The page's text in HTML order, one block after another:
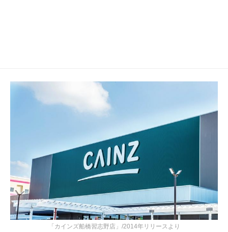
「カインズ船橋習志野店」/2014年リリースより